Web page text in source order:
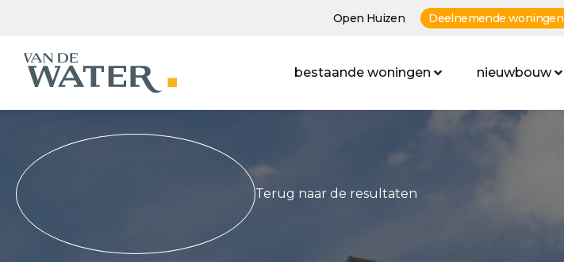
Open Huizen Deelnemende woningen
bestaande woningen nieuwbouw
Terug naar de resultaten